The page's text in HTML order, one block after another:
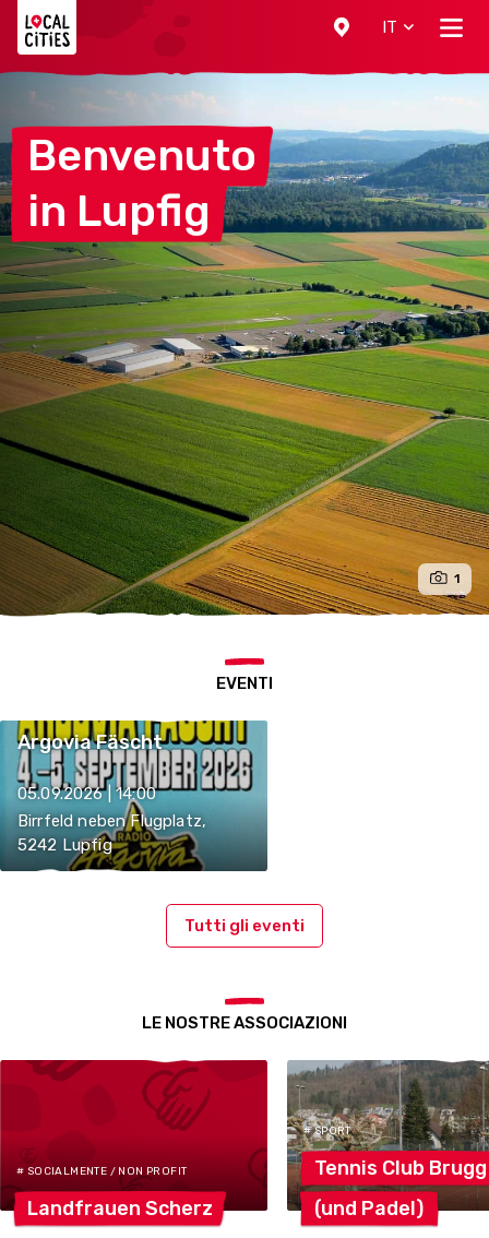
IT
Benvenuto
in Lupfig
1
EVENTI
Argovia Fäscht
05.09.2026 | 14:00
Birrfeld neben Flugplatz,
5242 Lupfig
Tutti gli eventi
LE NOSTRE ASSOCIAZIONI
# SOCIALMENTE / NON PROFIT
Landfrauen Scherz
# SPORT
Tennis Club Brugg
(und Padel)